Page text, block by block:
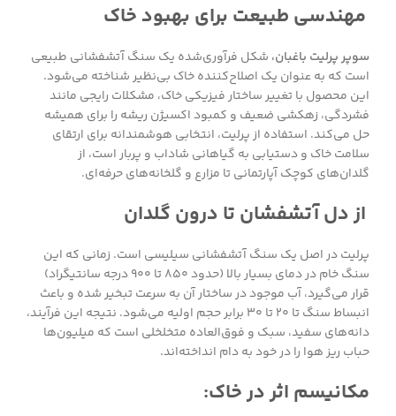
مهندسی طبیعت برای بهبود خاک
سوپر پرلیت باغبان، شکل فرآوری‌شده یک سنگ آتشفشانی طبیعی
است که به عنوان یک اصلاح‌کننده خاک بی‌نظیر شناخته می‌شود.
این محصول با تغییر ساختار فیزیکی خاک، مشکلات رایجی مانند
فشردگی، زهکشی ضعیف و کمبود اکسیژن ریشه را برای همیشه
حل می‌کند. استفاده از پرلیت، انتخابی هوشمندانه برای ارتقای
سلامت خاک و دستیابی به گیاهانی شاداب و پربار است، از
گلدان‌های کوچک آپارتمانی تا مزارع و گلخانه‌های حرفه‌ای.
از دل آتشفشان تا درون گلدان
پرلیت در اصل یک سنگ آتشفشانی سیلیسی است. زمانی که این
سنگ خام در دمای بسیار بالا (حدود ۸۵۰ تا ۹۰۰ درجه سانتیگراد)
قرار می‌گیرد، آب موجود در ساختار آن به سرعت تبخیر شده و باعث
انبساط سنگ تا ۲۰ تا ۳۰ برابر حجم اولیه می‌شود. نتیجه این فرآیند،
دانه‌های سفید، سبک و فوق‌العاده متخلخلی است که میلیون‌ها
حباب ریز هوا را در خود به دام انداخته‌اند.
مکانیسم اثر در خاک: